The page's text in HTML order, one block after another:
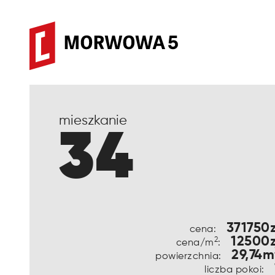
mieszkanie
34
cena/m 2
powierzchnia: 29,74m
liczba pokoi: